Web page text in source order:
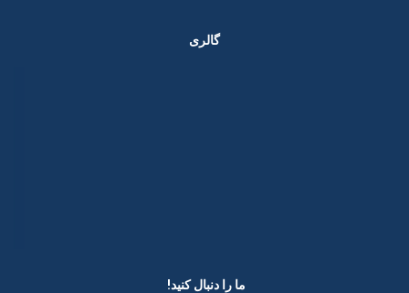
گالری
ما را دنبال کنید! ​